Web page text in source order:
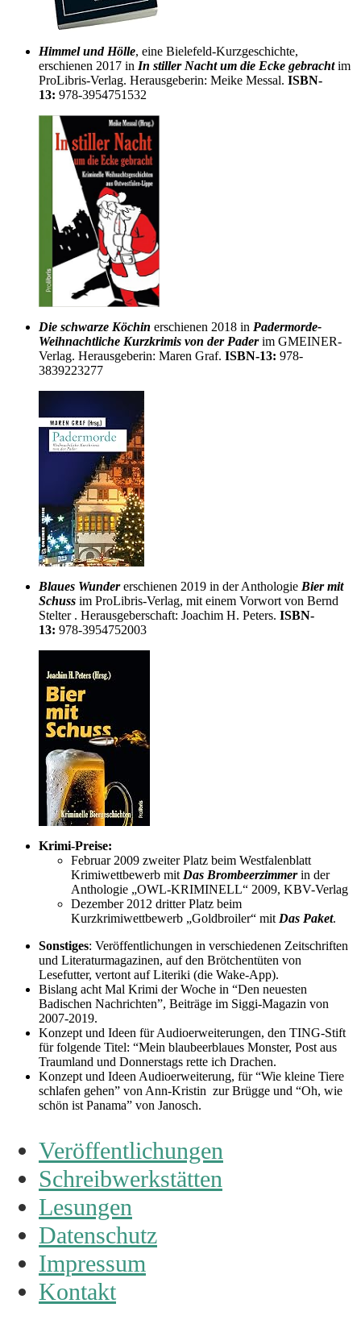
Himmel und Hölle, eine Bielefeld-Kurzgeschichte,
erschienen 2017 in In stiller Nacht um die Ecke gebracht im
ProLibris-Verlag. Herausgeberin: Meike Messal. ISBN-
13: 978-3954751532
Die schwarze Köchin erschienen 2018 in Padermorde-
Weihnachtliche Kurzkrimis von der Paderim GMEINER-
Verlag. Herausgeberin: Maren Graf. ISBN-13: 978-
3839223277
Blaues Wundererschienen 2019 in der Anthologie Bier mit
Schuss im ProLibris-Verlag, mit einem Vorwort von Bernd
Stelter . Herausgeberschaft: Joachim H. Peters. ISBN-
13: 978-3954752003
Krimi-Preise:
Februar 2009 zweiter Platz beim Westfalenblatt
Krimiwettbewerb mit Das Brombeerzimmerin der
Anthologie „OWL-KRIMINELL“ 2009, KBV-Verlag
Dezember 2012 dritter Platz beim
Kurzkrimiwettbewerb „Goldbroiler“ mit Das Paket.
Sonstiges: Veröffentlichungen in verschiedenen Zeitschriften
und Literaturmagazinen, auf den Brötchentüten von
Lesefutter, vertont auf Literiki (die Wake-App).
Bislang acht Mal Krimi der Woche in “Den neuesten
Badischen Nachrichten”, Beiträge im Siggi-Magazin von
2007-2019.
Konzept und Ideen für Audioerweiterungen, den TING-Stift
für folgende Titel: “Mein blaubeerblaues Monster, Post aus
Traumland und Donnerstags rette ich Drachen.
Konzept und Ideen Audioerweiterung, für “Wie kleine Tiere
schlafen gehen” von Ann-Kristin zur Brügge und “Oh, wie
schön ist Panama” von Janosch.
Veröffentlichungen
Schreibwerkstätten
Lesungen
Datenschutz
Impressum
Kontakt